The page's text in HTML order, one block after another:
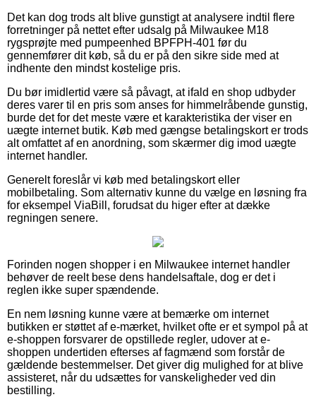
Det kan dog trods alt blive gunstigt at analysere indtil flere
forretninger på nettet efter udsalg på Milwaukee M18
rygsprøjte med pumpeenhed BPFPH-401 før du
gennemfører dit køb, så du er på den sikre side med at
indhente den mindst kostelige pris.
Du bør imidlertid være så påvagt, at ifald en shop udbyder
deres varer til en pris som anses for himmelråbende gunstig,
burde det for det meste være et karakteristika der viser en
uægte internet butik. Køb med gængse betalingskort er trods
alt omfattet af en anordning, som skærmer dig imod uægte
internet handler.
Generelt foreslår vi køb med betalingskort eller
mobilbetaling. Som alternativ kunne du vælge en løsning fra
for eksempel ViaBill, forudsat du higer efter at dække
regningen senere.
Forinden nogen shopper i en Milwaukee internet handler
behøver de reelt bese dens handelsaftale, dog er det i
reglen ikke super spændende.
En nem løsning kunne være at bemærke om internet
butikken er støttet af e-mærket, hvilket ofte er et sympol på at
e-shoppen forsvarer de opstillede regler, udover at e-
shoppen undertiden efterses af fagmænd som forstår de
gældende bestemmelser. Det giver dig mulighed for at blive
assisteret, når du udsættes for vanskeligheder ved din
bestilling.